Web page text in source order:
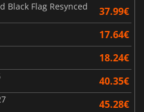
Black Flag Resynced
37.99€
17.64€
18.24€
40.35€
45.28€